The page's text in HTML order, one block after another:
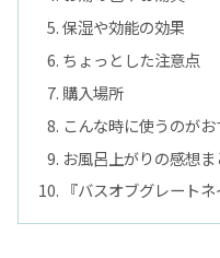
保湿や効能の効果
ちょっとした注意点
購入場所
こんな時に使うのが
お風呂上がりの感想ま
『バスオブグレート